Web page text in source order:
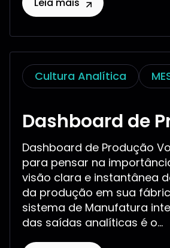
Cultura Analítica
Dashboard de
Dashboard de Produção
para pensar na
visão clara e instantânea
da produção em sua
sistema de Manufatura
das saídas analíticas é o...